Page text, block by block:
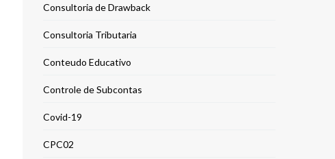
Consultoria de Drawback
Consultoria Tributaria
Conteudo Educativo
Controle de Subcontas
Covid-19
CPC02